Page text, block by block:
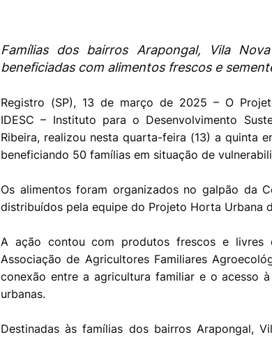
Famílias dos bairros Arapongal, Vila
beneficiadas com alimentos frescos e
Registro (SP), 13 de março de 2025 – O
IDESC – Instituto para o Desenvolvimento
Ribeira, realizou nesta quarta-feira (13) a quinta
beneficiando 50 famílias em situação de
Os alimentos foram organizados no galpão da
distribuídos pela equipe do Projeto Horta Urbana
A ação contou com produtos frescos e livres
Associação de Agricultores Familiares
conexão entre a agricultura familiar e o acesso
urbanas.
Destinadas às famílias dos bairros Arapongal,